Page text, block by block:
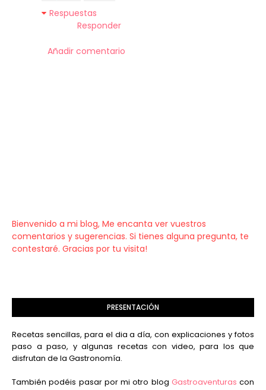
Respuestas
Responder
Añadir comentario
Bienvenido a mi blog, Me encanta ver vuestros
comentarios y sugerencias. Si tienes alguna pregunta, te
contestaré. Gracias por tu visita!
PRESENTACIÓN
Recetas sencillas, para el dia a día, con explicaciones y fotos
paso a paso, y algunas recetas con video, para los que
disfrutan de la Gastronomía.
También podéis pasar por mi otro blog Gastroaventuras con